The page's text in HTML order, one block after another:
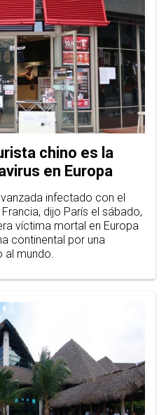
chino es la
en Europa
infectado con el
dijo París el sábado,
víctima mortal en Europa
continental por una
al mundo.